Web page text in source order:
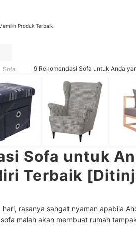
Produk Terbaik
Sofa 9 Rekomendasi Sofa untuk Anda
Sofa untuk
Terbaik
rasanya sangat nyaman apabila
malah akan membuat rumah